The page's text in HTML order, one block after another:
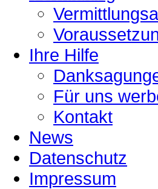
Ihre Hilfe
Für uns
Kontakt
News
Datenschutz
Impressum